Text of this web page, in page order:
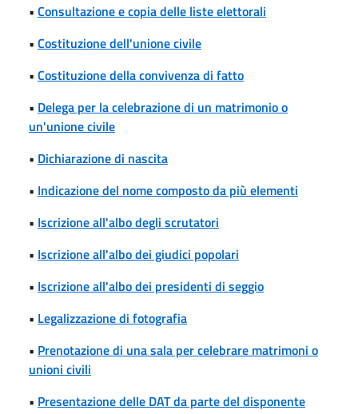
• Consultazione e copia delle liste elettorali
• Costituzione dell'unione civile
• Costituzione della convivenza di fatto
• Delega per la celebrazione di un matrimonio o
un'unione civile
• Dichiarazione di nascita
• Indicazione del nome composto da più elementi
• Iscrizione all'albo degli scrutatori
• Iscrizione all'albo dei giudici popolari
• Iscrizione all'albo dei presidenti di seggio
• Legalizzazione di fotografia
• Prenotazione di una sala per celebrare matrimoni o
unioni civili
• Presentazione delle DAT da parte del disponente